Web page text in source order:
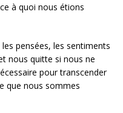
à quoi nous étions
pensées, les sentiments
nous quitte si nous ne
pour transcender
que nous sommes